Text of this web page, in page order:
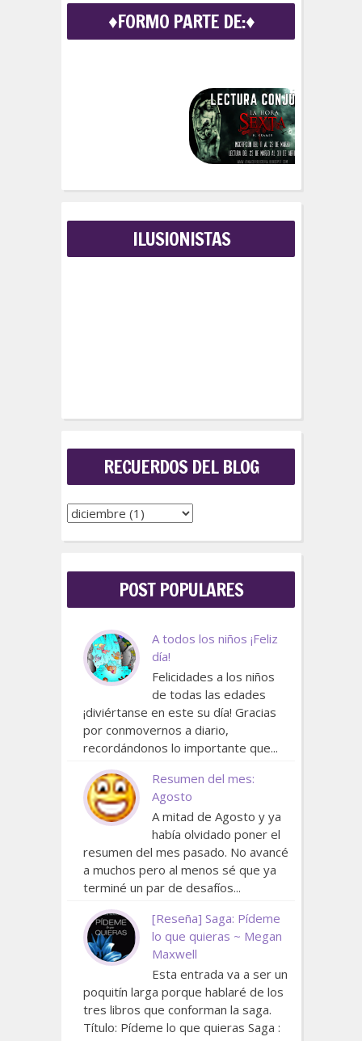
c
f
♦FORMO PARTE DE:♦
ILUSIONISTAS
RECUERDOS DEL BLOG
POST POPULARES
A todos los niños ¡Feliz
día!
Felicidades a los niños
de todas las edades
¡diviértanse en este su día! Gracias
por conmovernos a diario,
recordándonos lo importante que...
Resumen del mes:
Agosto
A mitad de Agosto y ya
había olvidado poner el
resumen del mes pasado. No avancé
a muchos pero al menos sé que ya
terminé un par de desafíos...
[Reseña] Saga: Pídeme
lo que quieras ~ Megan
Maxwell
Esta entrada va a ser un
poquitín larga porque hablaré de los
tres libros que conforman la saga.
Título: Pídeme lo que quieras Saga :